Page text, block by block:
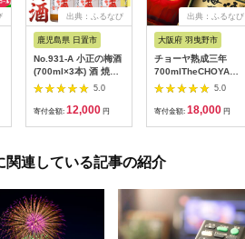
出典：ふるなび
鹿児島県 日置市
No.931-A 小正の梅酒
(700ml×3本) 酒 焼酎
梅 梅酒 果実酒 セット
アルコール リキュー
ル 瓶 贈答 ギフト 常
5.0
寄付金額: 12,000 円
出典：ふるなび
大阪府 羽曳野市
チョーヤ熟成三年
700mlTheCHOYA
EXCELLENT 750ml
5.0
寄付金額: 18,000 円
関連している記事の紹介